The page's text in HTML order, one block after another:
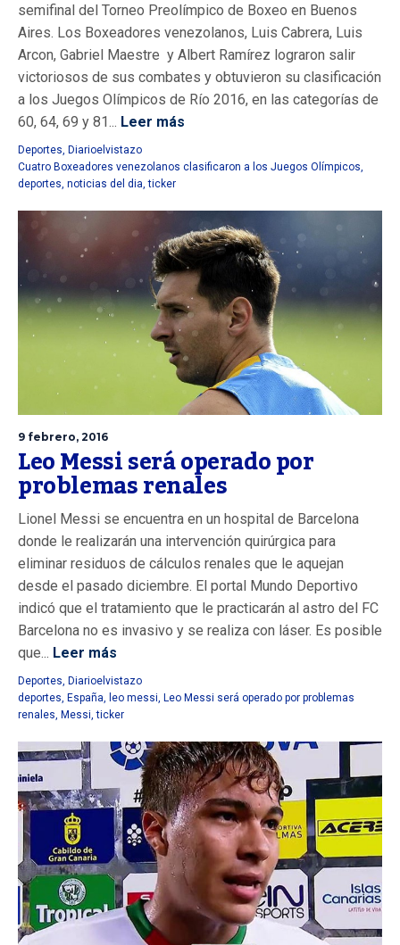
semifinal del Torneo Preolímpico de Boxeo en Buenos
Aires. Los Boxeadores venezolanos, Luis Cabrera, Luis
Arcon, Gabriel Maestre y Albert Ramírez lograron salir
victoriosos de sus combates y obtuvieron su clasificación
a los Juegos Olímpicos de Río 2016, en las categorías de
60, 64, 69 y 81... Leer más
Deportes Diarioelvistazo
Cuatro Boxeadores venezolanos clasificaron a los Juegos Olímpicos
deportes noticias del dia ,ticker
9 febrero, 2016
Leo Messi será operado por
problemas renales
Lionel Messi se encuentra en un hospital de Barcelona
donde le realizarán una intervención quirúrgica para
eliminar residuos de cálculos renales que le aquejan
desde el pasado diciembre. El portal Mundo Deportivo
indicó que el tratamiento que le practicarán al astro del FC
Barcelona no es invasivo y se realiza con láser. Es posible
que... Leer más
Deportes Diarioelvistazo
deportes España leo messi Leo Messi será operado por problemas
renales Messi ,ticker